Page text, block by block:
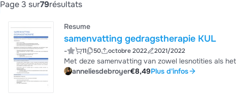
Page 3 sur79résultats
Resume
samenvatting gedragstherapie KUL
- 11 50 octobre 2022 2021/2022
Met deze samenvatting van zowel lesnotities als
anneliesdebroyer€8,49Plus d'infos